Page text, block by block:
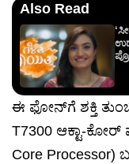
Also Read
ಈ ಫೋನ್‌ಗೆ ಶಕ್ತಿ
T7300 ಆಕ್ಟಾ-ಕೋರ್
Core Processor)